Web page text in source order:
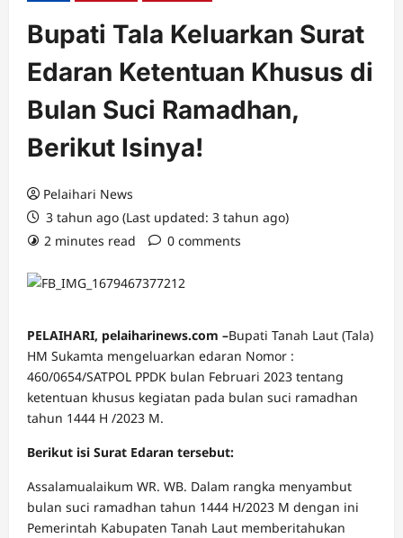
Bupati Tala Keluarkan Surat
Edaran Ketentuan Khusus di
Bulan Suci Ramadhan,
Berikut Isinya!
Pelaihari News
3 tahun ago (Last updated: 3 tahun ago)
2 minutes read
0 comments
PELAIHARI, pelaiharinews.com –Bupati Tanah Laut (Tala)
HM Sukamta mengeluarkan edaran Nomor :
460/0654/SATPOL PPDK bulan Februari 2023 tentang
ketentuan khusus kegiatan pada bulan suci ramadhan
tahun 1444 H /2023 M.
Berikut isi Surat Edaran tersebut:
Assalamualaikum WR. WB. Dalam rangka menyambut
bulan suci ramadhan tahun 1444 H/2023 M dengan ini
Pemerintah Kabupaten Tanah Laut memberitahukan